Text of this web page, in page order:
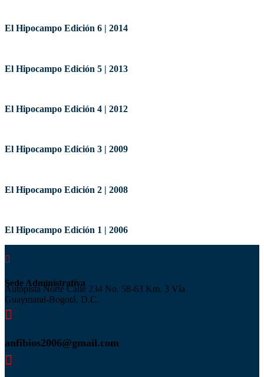
El Hipocampo Edición 6 | 2014
El Hipocampo Edición 5 | 2013
El Hipocampo Edición 4 | 2012
El Hipocampo Edición 3 | 2009
El Hipocampo Edición 2 | 2008
El Hipocampo Edición 1 | 2006

Sede Administrativa
Autopista Norte Calle 234 No. 58-63 Km. 3 Vía
Guaymaral-Bogotá, D.C.

anfibios2006@gmail.com
